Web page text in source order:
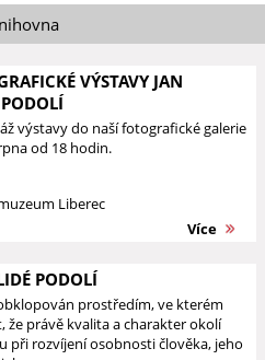
VÝSTAVY JAN
výstavy do naší fotografické galerie
od 18 hodin.
Liberec
Více
PODOLÍ
prostředím, ve kterém
že právě kvalita a charakter okolí
při rozvíjení osobnosti člověka, jeho